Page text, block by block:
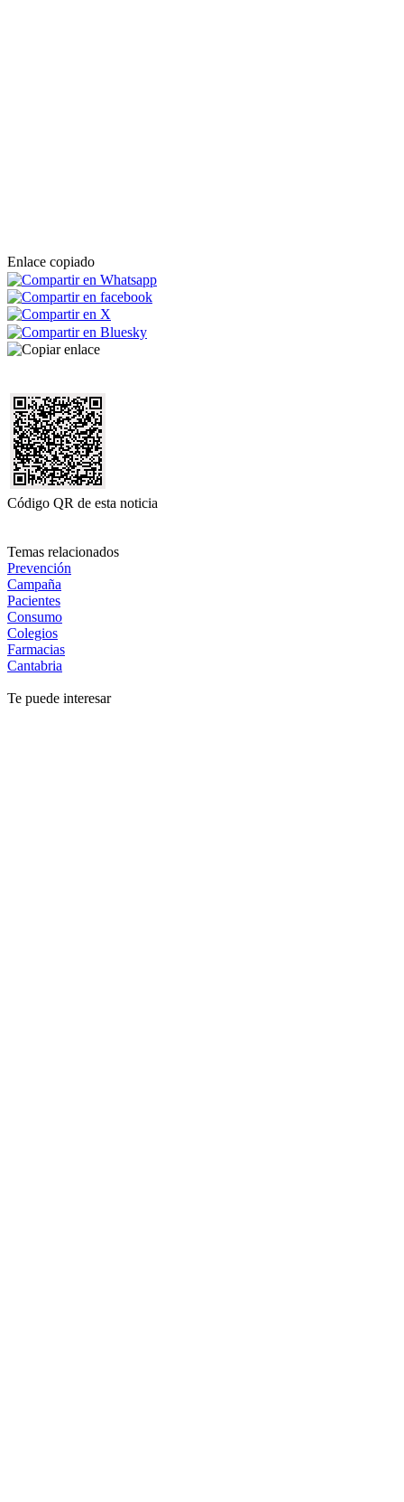
Enlace copiado
Código QR de esta noticia
Temas relacionados
Prevención
Campaña
Pacientes
Consumo
Colegios
Farmacias
Cantabria
Te puede interesar